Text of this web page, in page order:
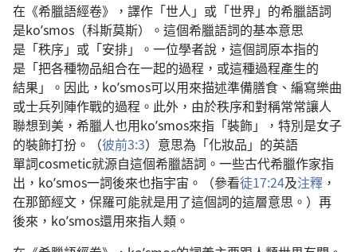
在 《希臘語經卷》， 譯作 「世人 」 或 「世界 」 的希臘語詞
是koʹsmos（科斯莫斯）。 這個希臘語詞的基本意思
是 「秩序」 或 「安排」。 一位學者說 ， 這個詞原本指的
是 「把各種物品組合在一起的過程 ， 或這種過程產生的
結果 」。 因此 ，koʹsmos可以用來描述準備膳食 、 編寫樂曲
或士兵列陣作戰的過程 。 此外 ， 由於秩序和對稱常常讓人
聯想到美 ， 希臘人也用koʹsmos來指 「裝飾」， 特別是女子
的裝飾打扮 。（彼前3:3） 意思為 「化妝品 」 的英語
單詞cosmetic就源自這個希臘語詞 。 一些古代希臘作家指
出 ，koʹsmos一詞後來也指宇宙 。（參看徒17:24及注釋 ，
在那節經文 ， 保羅可能就是用了這個詞的這層意思 。） 再
後來 ，koʹsmos還用來指人類 。